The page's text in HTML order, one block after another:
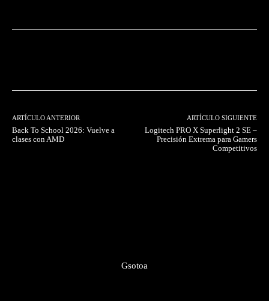
ARTÍCULO ANTERIOR
Back To School 2026: Vuelve a
clases con AMD
ARTÍCULO SIGUIENTE
Logitech PRO X Superlight 2 SE –
Precisión Extrema para Gamers
Competitivos
Gsotoa